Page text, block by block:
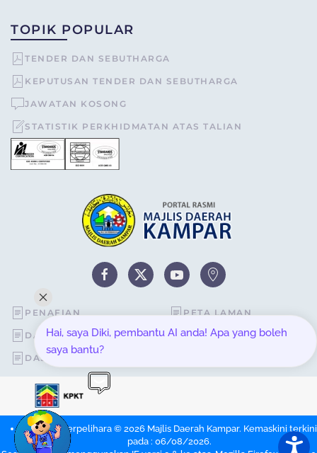
TOPIK POPULAR
TENDER DAN SEBUTHARGA
KEPUTUSAN TENDER DAN SEBUTHARGA
JAWATAN KOSONG
STATISTIK PERKHIDMATAN ATAS TALIAN
PENAFIAN
DASAR KESELAMATAN
DASAR PRIVASI
PETA LAMAN
STATISTIK PELAWAT
Hakcipta Terpelihara © 2026 Majlis Daerah Kampar. Kemaskini terkini
pada : 06/08/2026.
Hai, saya Diki, pembantu AI anda! Apa yang boleh
saya bantu?